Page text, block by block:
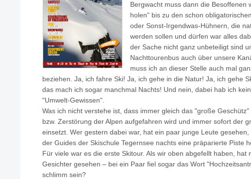
Bergwacht muss dann die Besoffenen
holen" bis zu den schon
oder Sonst-Irgendwas-Hühnern, die
werden sollen und dürfen war alles
der Sache nicht ganz unbeteiligt sind
Nachttourenbus auch über unsere
muss ich an dieser Stelle auch mal
beziehen. Ja, ich fahre Ski! Ja, ich gehe in die Natur! Ja, ich gehe
das mach ich sogar manchmal Nachts! Und nein, dabei hab ich
"Umwelt-Gewissen".
Was ich nicht verstehe ist, dass immer gleich das "große
bzw. Zerstörung der Alpen aufgefahren wird und immer sofort der
einsetzt. Wer gestern dabei war, hat ein paar junge Leute gesehen,
der Guides der Skischule Tegernsee nachts eine präparierte Piste
Für viele war es die erste Skitour. Als wir oben abgefellt haben, hat
Gesichter gesehen – bei ein Paar fiel sogar das Wort
schlimm sein?